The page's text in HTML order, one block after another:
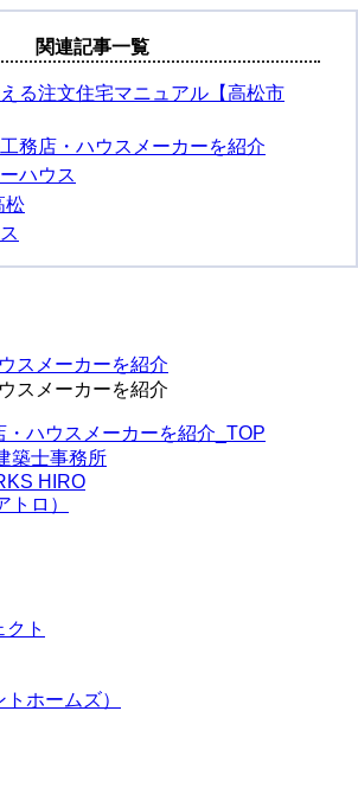
関連記事一覧
る注文住宅マニュアル【高松市
務店・ハウスメーカーを紹介
ハウス
松
スメーカーを紹介
スメーカーを紹介
・ハウスメーカーを紹介_TOP
築士事務所
HIRO
トロ）
ト
ホームズ）